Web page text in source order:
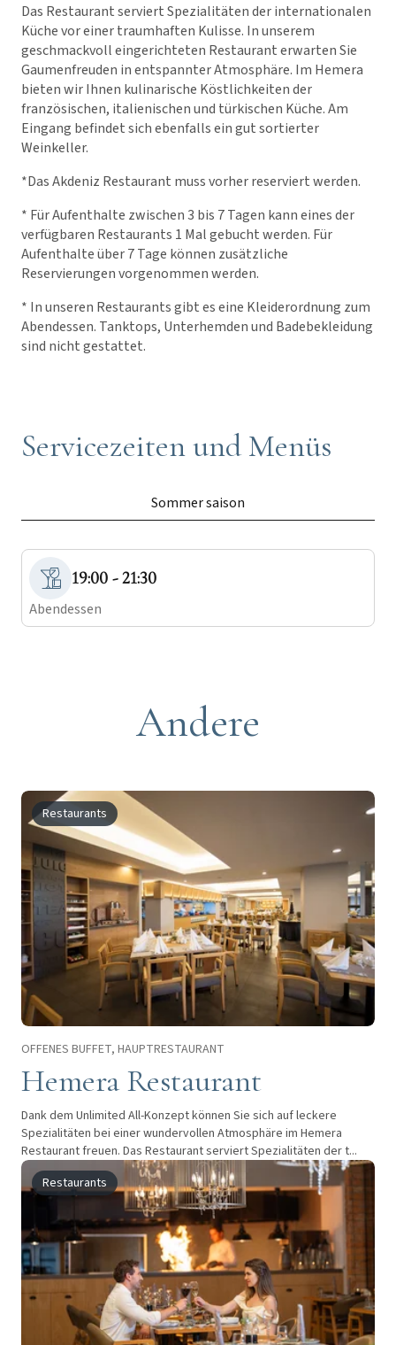
Das Restaurant serviert Spezialitäten der internationalen
Küche vor einer traumhaften Kulisse. In unserem
geschmackvoll eingerichteten Restaurant erwarten Sie
Gaumenfreuden in entspannter Atmosphäre. Im Hemera
bieten wir Ihnen kulinarische Köstlichkeiten der
französischen, italienischen und türkischen Küche. Am
Eingang befindet sich ebenfalls ein gut sortierter
Weinkeller.
*Das Akdeniz Restaurant muss vorher reserviert werden.
* Für Aufenthalte zwischen 3 bis 7 Tagen kann eines der
verfügbaren Restaurants 1 Mal gebucht werden. Für
Aufenthalte über 7 Tage können zusätzliche
Reservierungen vorgenommen werden.
* In unseren Restaurants gibt es eine Kleiderordnung zum
Abendessen. Tanktops, Unterhemden und Badebekleidung
sind nicht gestattet.
Servicezeiten und Menüs
Sommer saison
19:00 - 21:30
Abendessen
Andere
Restaurants
OFFENES BUFFET, HAUPTRESTAURANT
Hemera Restaurant
Dank dem Unlimited All-Konzept können Sie sich auf leckere
Spezialitäten bei einer wundervollen Atmosphäre im Hemera
Restaurant freuen. Das Restaurant serviert Spezialitäten der t...
Restaurants